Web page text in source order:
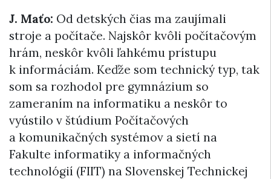
J. Maťo: Od detských čias ma zaujímali
stroje a počítače. Najskôr kvôli počítačovým
hrám, neskôr kvôli ľahkému prístupu
k informáciám. Keďže som technický typ, tak
som sa rozhodol pre gymnázium so
zameraním na informatiku a neskôr to
vyústilo v štúdium Počítačových
a komunikačných systémov a sietí na
Fakulte informatiky a informačných
technológií (FIIT) na Slovenskej Technickej